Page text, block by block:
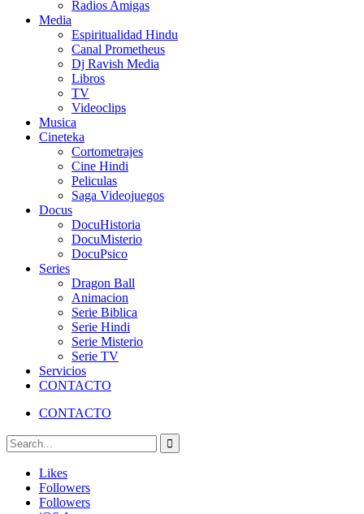
Radios Amigas
Media
Espiritualidad Hindu
Canal Prometheus
Dj Ravish Media
Libros
TV
Videoclips
Musica
Cineteka
Cortometrajes
Cine Hindi
Peliculas
Saga Videojuegos
Docus
DocuHistoria
DocuMisterio
DocuPsico
Series
Dragon Ball
Animacion
Serie Biblica
Serie Hindi
Serie Misterio
Serie TV
Servicios
CONTACTO
CONTACTO
Likes
Followers
Followers